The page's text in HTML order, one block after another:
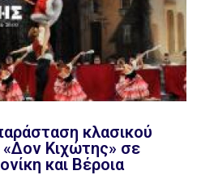
κλασικού
Κιχώτης» σε
και Βέροια